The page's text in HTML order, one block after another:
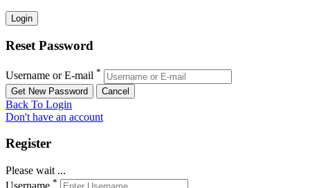
Reset Password
Username or E-mail *
Back To Login
Don't have an account
Register
Please wait ...
*